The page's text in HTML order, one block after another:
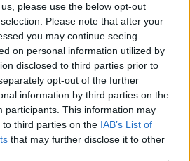
please use the below opt-out
Please note that after your
you may continue seeing
on personal information utilized by
disclosed to third parties prior to
opt-out of the further
information by third parties on the
participants. This information may
third parties on the IAB’s List of
that may further disclose it to other
Skriv ut receptet
med